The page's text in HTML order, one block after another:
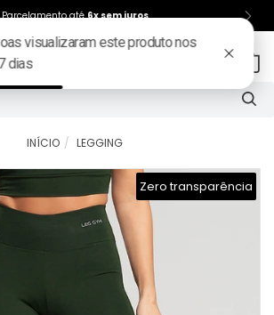
Parcelamento até6x sem juros
INÍCIO LEGGING
Zero transparência